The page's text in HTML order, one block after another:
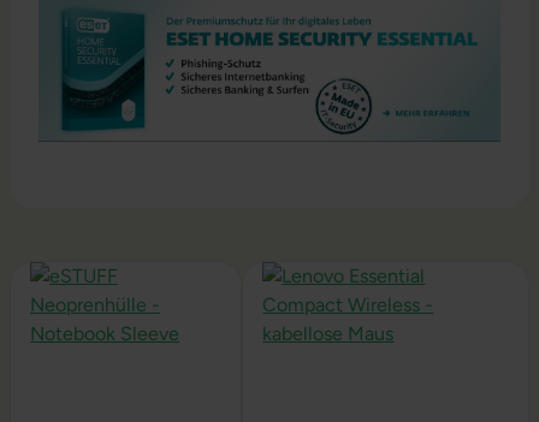
Produktgalerie überspringen